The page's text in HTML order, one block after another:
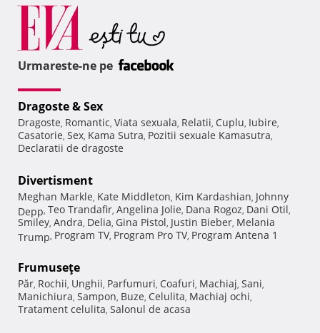
Urmareste-ne pe
Dragoste & Sex
Dragoste, Romantic, Viata sexuala, Relatii, Cuplu, Iubire,
Casatorie, Sex, Kama Sutra, Pozitii sexuale Kamasutra,
Declaratii de dragoste
Divertisment
Meghan Markle, Kate Middleton, Kim Kardashian, Johnny
Depp, Teo Trandafir, Angelina Jolie, Dana Rogoz, Dani Otil,
Smiley, Andra, Delia, Gina Pistol, Justin Bieber, Melania
Trump, Program TV, Program Pro TV, Program Antena 1
Frumuseţe
Păr, Rochii, Unghii, Parfumuri, Coafuri, Machiaj, Sani,
Manichiura, Sampon, Buze, Celulita, Machiaj ochi,
Tratament celulita, Salonul de acasa